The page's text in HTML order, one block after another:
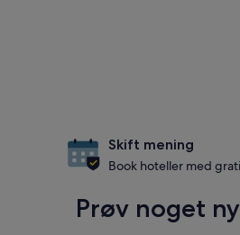
Skift mening
Book hoteller med
Prøv noget